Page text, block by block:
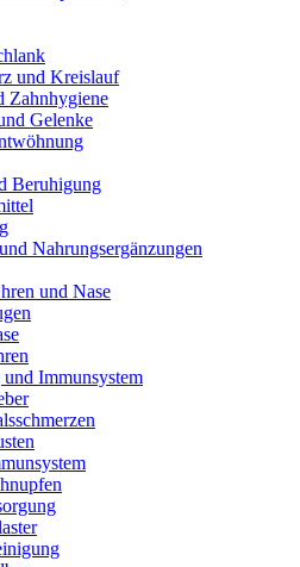
und Kreislauf
Zahnhygiene
Gelenke
Beruhigung
Nahrungsergänzungen
und Nase
Immunsystem